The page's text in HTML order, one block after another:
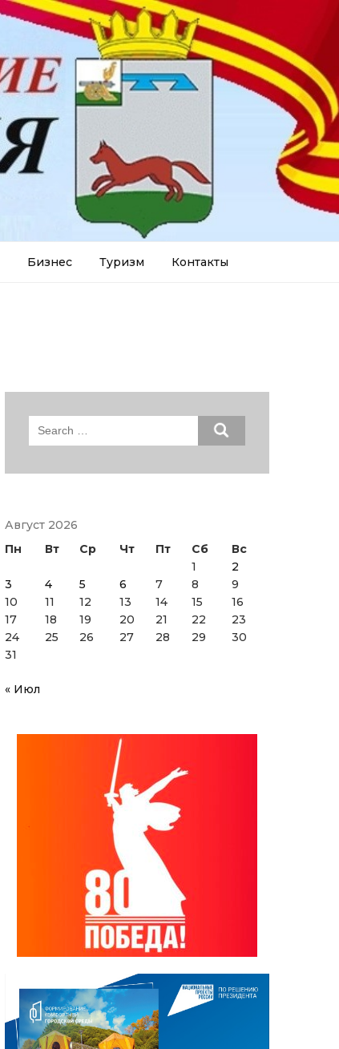
Бизнес Туризм Контакты
Search
Август 2026
Пн
Вт Ср Чт Пт Сб
Вс
1
2
3
4 5 6 7 8
9
10
11 12 13 14 15
16
17
18 19 20 21 22
23
24
25 26 27 28 29
30
31
« Июл